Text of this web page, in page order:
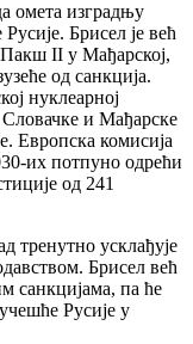
омета изградњу
Брисел је већ
II у Мађарској,
од санкција.
нуклеарној
и Мађарске
Европска комисија
их потпуно одрећи
од 241
тренутно усклађује
Брисел већ
санкцијама, па ће
Русије у